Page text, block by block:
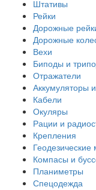
Штативы
Рейки
Дорожные
Дорожные
Вехи
Биподы и
Отражатели
Аккумуляторы
Кабели
Окуляры
Рации и
Крепления
Компасы и
Планиметры
Спецодежда